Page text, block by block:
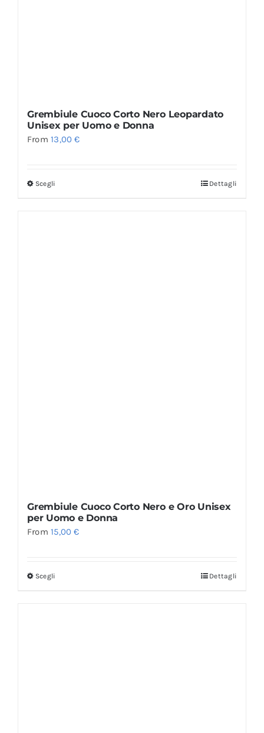
Grembiule Cuoco Corto Nero Leopardato
Unisex per Uomo e Donna
From13,00€
Scegli Dettagli
Grembiule Cuoco Corto Nero e Oro Unisex
per Uomo e Donna
From15,00€
Scegli Dettagli